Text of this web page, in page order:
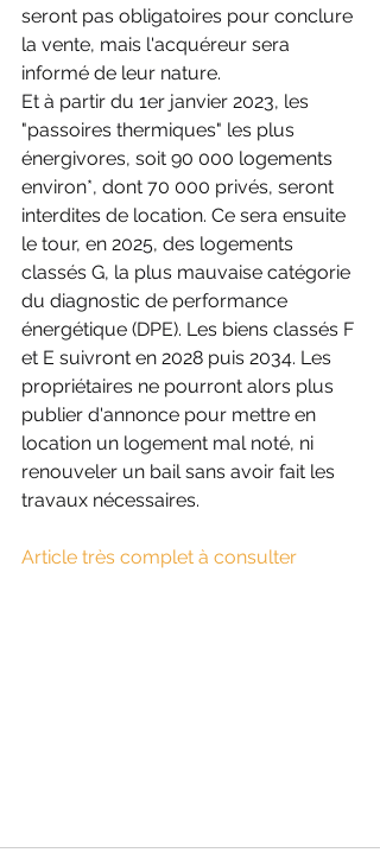
seront pas obligatoires pour conclure
la vente, mais l'acquéreur sera
informé de leur nature.
Et à partir du 1er janvier 2023, les
"passoires thermiques" les plus
énergivores, soit 90 000 logements
environ*, dont 70 000 privés, seront
interdites de location. Ce sera ensuite
le tour, en 2025, des logements
classés G, la plus mauvaise catégorie
du diagnostic de performance
énergétique (DPE). Les biens classés F
et E suivront en 2028 puis 2034. Les
propriétaires ne pourront alors plus
publier d'annonce pour mettre en
location un logement mal noté, ni
renouveler un bail sans avoir fait les
travaux nécessaires.
Article très complet à consulter